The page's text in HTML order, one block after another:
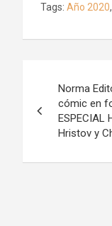
Tags: Año 2020,
de
entradas
Norma
cómic en
ESPECIAL
Hristov y